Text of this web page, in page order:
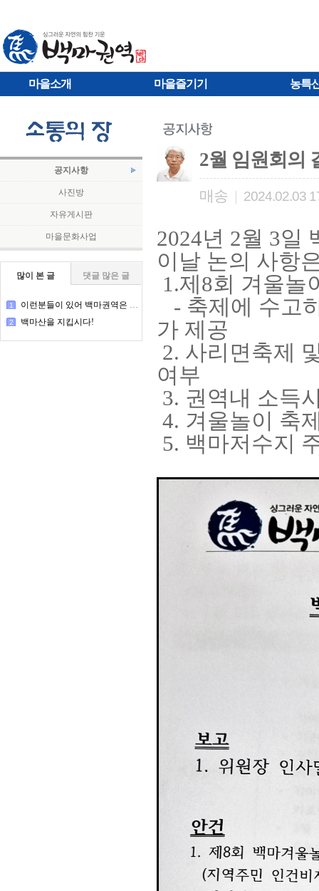
마을소개 마을즐기기 농특
공지사항
사진방
자유게시판
마을문화사업
많이 본 글 댓글 많은 글
1 이런분들이 있어 백마권역은 돌아간다
2 백마산을 지킵시다!
2월 임원회의
매송 2024.02.03
2024년 2월 3일
이날 논의 사항
1.제8회 겨울놀
- 축제에 수고
가 제공
2. 사리면축제
여부
3. 권역내 소득
4. 겨울놀이 축
5. 백마저수지